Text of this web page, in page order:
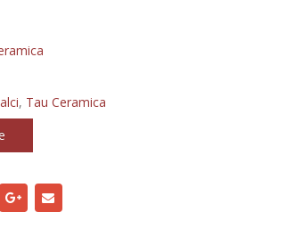
, Tau Ceramica